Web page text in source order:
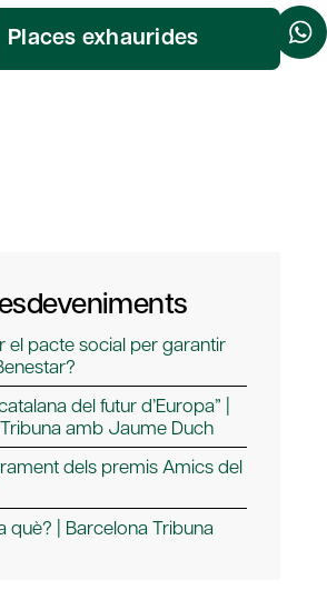
Places exhaurides
el pacte social per garantir
del futur d’Europa” |
amb Jaume Duch
dels premis Amics del
què? | Barcelona Tribuna